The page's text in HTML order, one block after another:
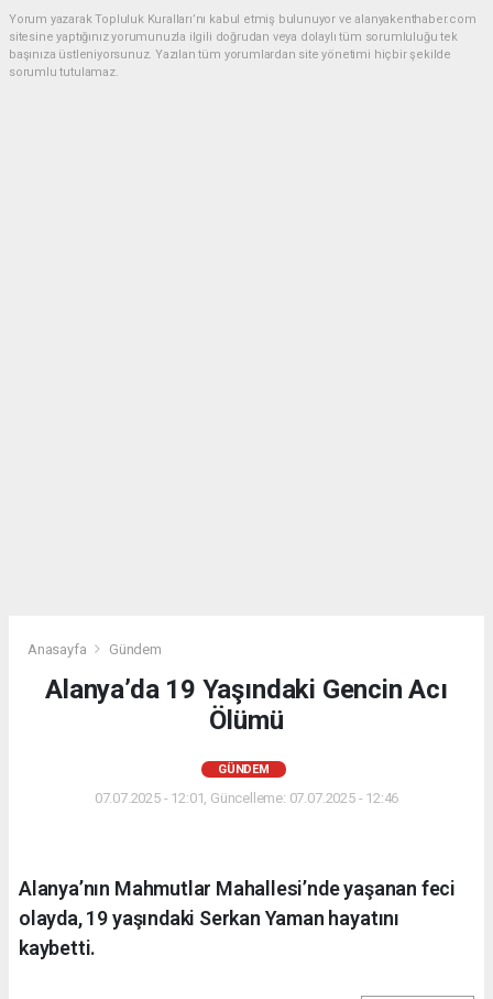
Yorum yazarak Topluluk Kuralları’nı kabul etmiş bulunuyor ve alanyakenthaber.com
sitesine yaptığınız yorumunuzla ilgili doğrudan veya dolaylı tüm sorumluluğu tek
başınıza üstleniyorsunuz. Yazılan tüm yorumlardan site yönetimi hiçbir şekilde
sorumlu tutulamaz.
Anasayfa Gündem
Alanya’da 19 Yaşındaki Gencin Acı
Ölümü
GÜNDEM
07.07.2025 - 12:01, Güncelleme: 07.07.2025 - 12:46
Alanya’nın Mahmutlar Mahallesi’nde yaşanan feci
olayda, 19 yaşındaki Serkan Yaman hayatını
kaybetti.